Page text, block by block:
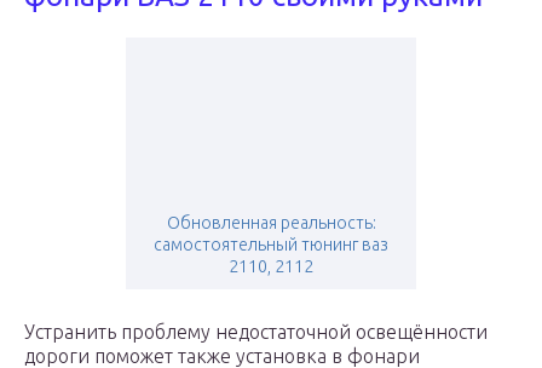
Обновленная реальность:
самостоятельный тюнинг ваз
2110, 2112
Устранить проблему недостаточной освещённости
дороги поможет также установка в фонари